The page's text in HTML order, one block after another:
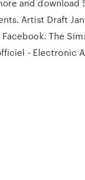
and download
Artist Draft
The
- Electronic